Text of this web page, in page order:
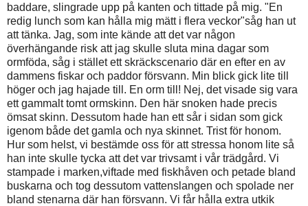
baddare, slingrade upp på kanten och tittade på mig. "En
redig lunch som kan hålla mig mätt i flera veckor"såg han ut
att tänka. Jag, som inte kände att det var någon
överhängande risk att jag skulle sluta mina dagar som
ormföda, såg i stället ett skräckscenario där en efter en av
dammens fiskar och paddor försvann. Min blick gick lite till
höger och jag hajade till. En orm till! Nej, det visade sig vara
ett gammalt tomt ormskinn. Den här snoken hade precis
ömsat skinn. Dessutom hade han ett sår i sidan som gick
igenom både det gamla och nya skinnet. Trist för honom.
Hur som helst, vi bestämde oss för att stressa honom lite så
han inte skulle tycka att det var trivsamt i vår trädgård. Vi
stampade i marken,viftade med fiskhåven och petade bland
buskarna och tog dessutom vattenslangen och spolade ner
bland stenarna där han försvann. Vi får hålla extra utkik